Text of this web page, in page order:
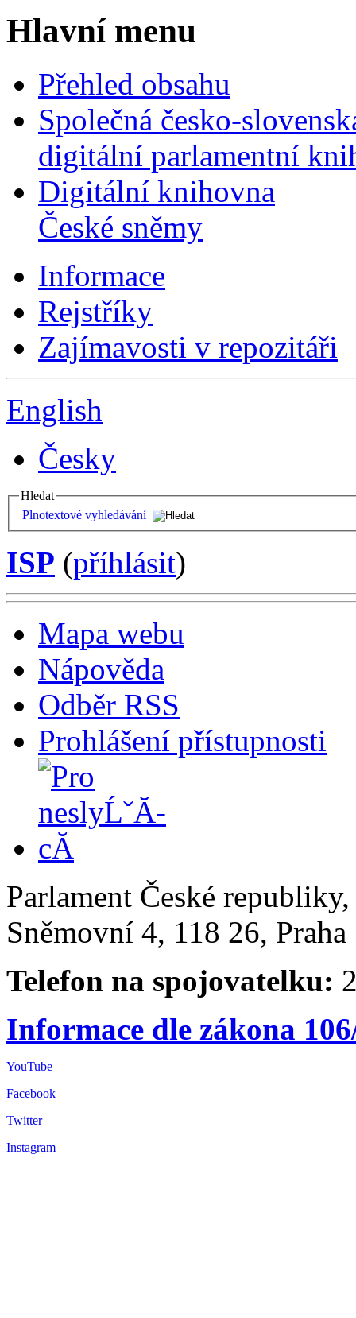
Hlavní menu
Přehled obsahu
Společná česko-
digitální parlamentní
Digitální knihovna
České sněmy
Informace
Rejstříky
Zajímavosti v repozitáři
English
Česky
Hledat
Plnotextové vyhledávání
ISP (příhlásit)
Mapa webu
Nápověda
Odběr RSS
Prohlášení přístupnosti
Parlament České
Sněmovní 4, 118 26,
Telefon na spojovatelku:
Informace dle zákona
YouTube
Facebook
Twitter
Instagram